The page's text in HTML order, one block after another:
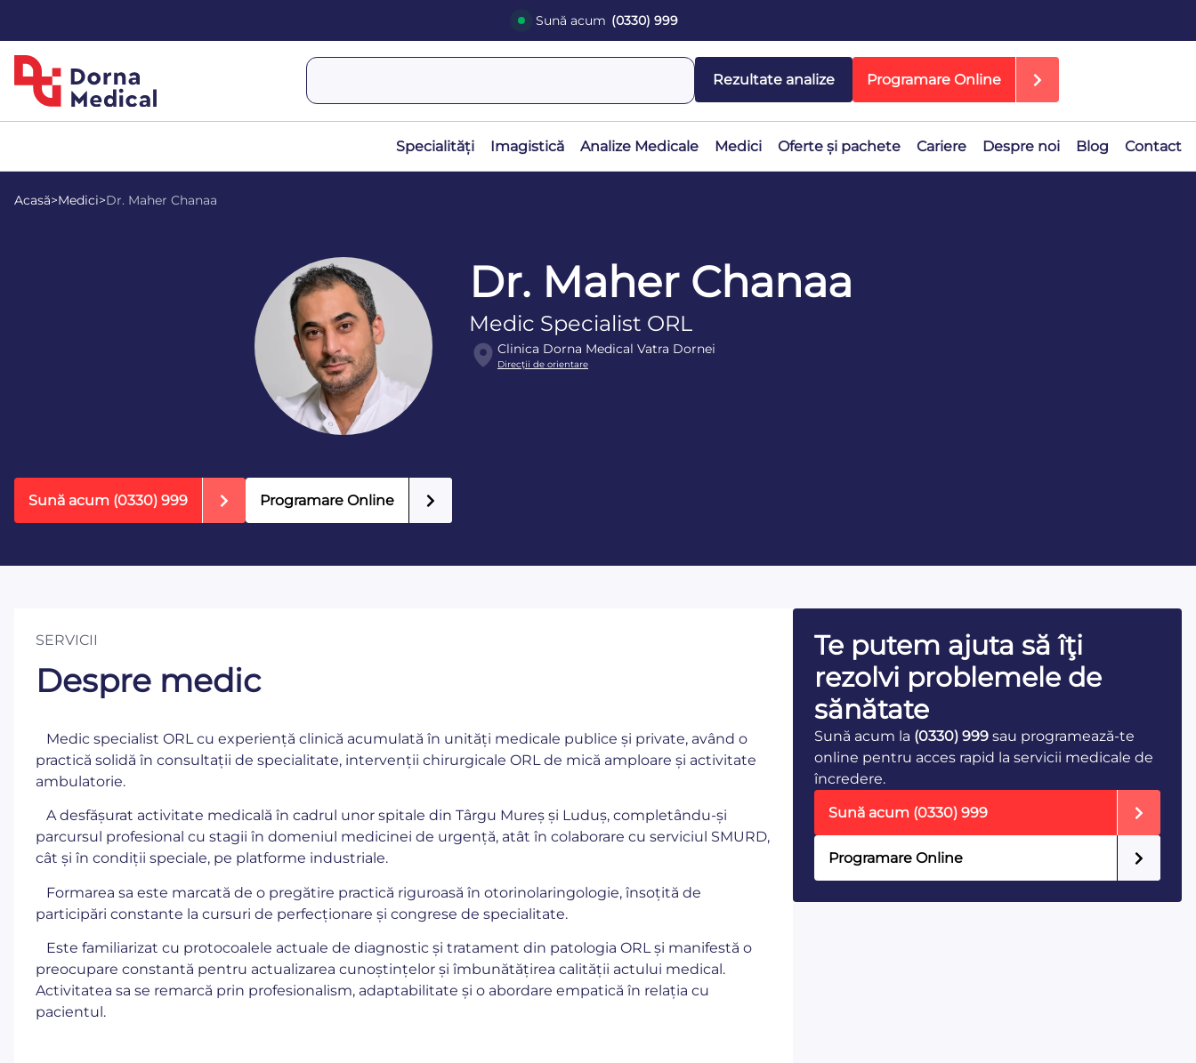
Sună acum (0330) 999
Rezultate analize Programare Online
Specialități Imagistică Analize Medicale Medici Oferte și pachete Cariere Despre noi Blog Contact
Acasă>Medici>Dr. Maher Chanaa
Dr. Maher Chanaa
Medic Specialist ORL
Clinica Dorna Medical Vatra Dornei
Direcţii de orientare
Sună acum (0330) 999 Programare Online
SERVICII
Despre medic
Medic specialist ORL cu experiență clinică acumulată în unități medicale publice și private, având o
practică solidă în consultații de specialitate, intervenții chirurgicale ORL de mică amploare și activitate
ambulatorie.
A desfășurat activitate medicală în cadrul unor spitale din Târgu Mureș și Luduș, completându-și
parcursul profesional cu stagii în domeniul medicinei de urgență, atât în colaborare cu serviciul SMURD,
cât și în condiții speciale, pe platforme industriale.
Formarea sa este marcată de o pregătire practică riguroasă în otorinolaringologie, însoțită de
participări constante la cursuri de perfecționare și congrese de specialitate.
Este familiarizat cu protocoalele actuale de diagnostic și tratament din patologia ORL și manifestă o
preocupare constantă pentru actualizarea cunoștințelor și îmbunătățirea calității actului medical.
Activitatea sa se remarcă prin profesionalism, adaptabilitate și o abordare empatică în relația cu
pacientul.
Te putem ajuta să îţi
rezolvi problemele de
sănătate
Sună acum la (0330) 999sau programează-te
online pentru acces rapid la servicii medicale de
încredere.
Sună acum (0330) 999
Programare Online